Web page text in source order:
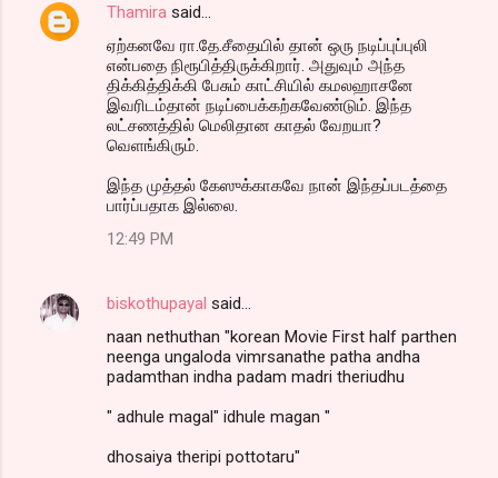
Thamira said…
ஏற்கனவே ரா.தே.சீதையில் தான் ஒரு நடிப்புப்புலி
என்பதை நிரூபித்திருக்கிறார். அதுவும் அந்த
திக்கித்திக்கி பேசும் காட்சியில் கமலஹாசனே
இவரிடம்தான் நடிப்பைக்கற்கவேண்டும். இந்த
லட்சணத்தில் மெலிதான காதல் வேறயா?
வெளங்கிரும்.
இந்த முத்தல் கேஸுக்காகவே நான் இந்தப்படத்தை
பார்ப்பதாக இல்லை.
12:49 PM
biskothupayal said…
naan nethuthan "korean Movie First half parthen
neenga ungaloda vimrsanathe patha andha
padamthan indha padam madri theriudhu
" adhule magal" idhule magan "
dhosaiya theripi pottotaru"